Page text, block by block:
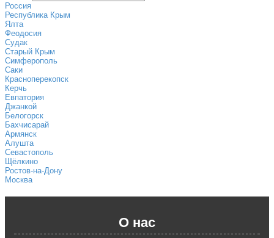
Россия
Республика Крым
Ялта
Феодосия
Судак
Старый Крым
Симферополь
Саки
Красноперекопск
Керчь
Евпатория
Джанкой
Белогорск
Бахчисарай
Армянск
Алушта
Севастополь
Щёлкино
Ростов-на-Дону
Москва
О нас